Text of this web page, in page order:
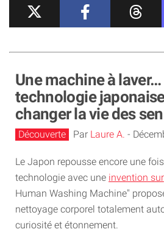
Une machine à
technologie
changer la vie des
Découverte Par Laure A. -
Le Japon repousse encore une
technologie avec une invention
Human Washing Machine"
nettoyage corporel totalement
curiosité et étonnement.